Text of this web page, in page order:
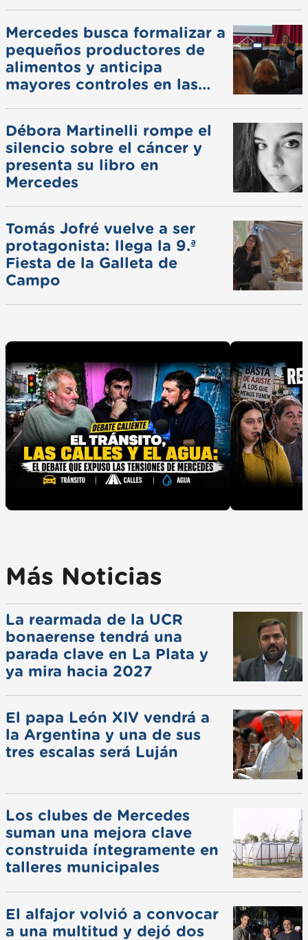
Mercedes busca formalizar a
pequeños productores de
alimentos y anticipa
mayores controles en las
Débora Martinelli rompe el
silencio sobre el cáncer y
presenta su libro en
Mercedes
Tomás Jofré vuelve a ser
protagonista: llega la 9.ª
Fiesta de la Galleta de
Campo
Más Noticias
La rearmada de la UCR
bonaerense tendrá una
parada clave en La Plata y
ya mira hacia 2027
El papa León XIV vendrá a
la Argentina y una de sus
tres escalas será Luján
Los clubes de Mercedes
suman una mejora clave
construida íntegramente en
talleres municipales
El alfajor volvió a convocar
a una multitud y dejó dos